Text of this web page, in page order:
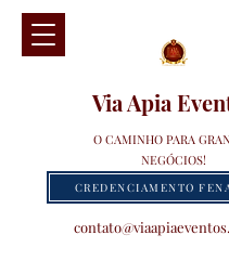
Via Apia
O CAMINHO PARA
NEGÓCIOS!
CREDENCIAMENTO